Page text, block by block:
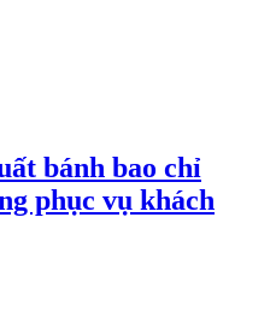
bánh bao chỉ
phục vụ khách